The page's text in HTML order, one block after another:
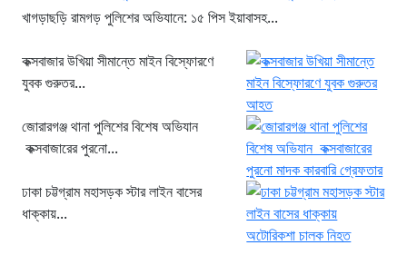
খাগড়াছড়ি রামগড় পুলিশের অভিযানে: ১৫ পিস ইয়াবাসহ...
কক্সবাজার উখিয়া সীমান্তে মাইন বিস্ফোরণে
যুবক গুরুতর...
জোরারগঞ্জ থানা পুলিশের বিশেষ অভিযান
কক্সবাজারের পুরনো...
ঢাকা চট্টগ্রাম মহাসড়ক স্টার লাইন বাসের
ধাক্কায়...